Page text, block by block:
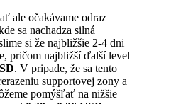
ale očakávame odraz
sa nachadza silná
si že najbližšie 2-4 dni
pričom najbližší ďalší level
. V pripade, že sa tento
supportovej zony a
pomýšľať na nižšie